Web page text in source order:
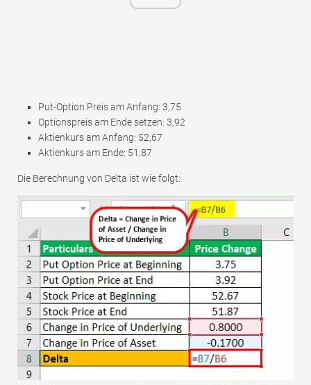
Put-Option Preis am Anfang: 3,75
Optionspreis am Ende setzen: 3,92
Aktienkurs am Anfang: 52,67
Aktienkurs am Ende: 51,87
Die Berechnung von Delta ist wie folgt: